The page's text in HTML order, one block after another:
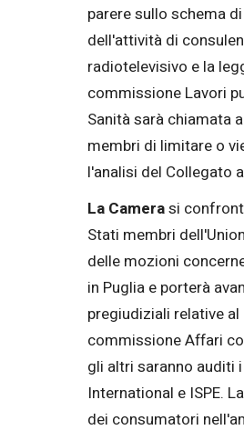
parere sullo schema
dell'attività di
radiotelevisivo e la
commissione Lavori
Sanità sarà chiamata
membri di limitare o
l'analisi del Collegato
La Camerasi
Stati membri
delle mozioni
in Puglia e porterà
pregiudiziali relative
commissione Affari
gli altri saranno auditi
International e ISPE.
dei consumatori